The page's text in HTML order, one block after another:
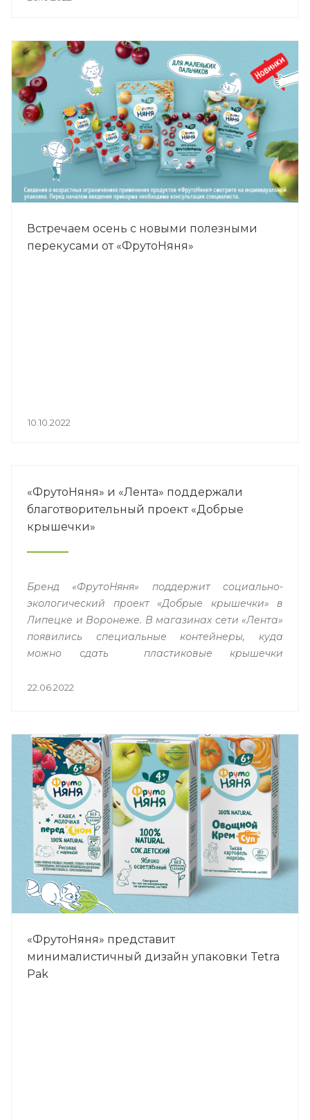
Встречаем осень с новыми полезными
перекусами от «ФрутоНяня»
10.10.2022
«ФрутоНяня» и «Лента» поддержали
благотворительный проект «Добрые
крышечки»
Бренд «ФрутоНяня» поддержит социально-
экологический проект «Добрые крышечки» в
Липецке и Воронеже. В магазинах сети «Лента»
появились специальные контейнеры, куда
можно сдать пластиковые крышечки
переработки является компания
22.06.2022
«ФрутоНяня» представит
минималистичный дизайн упаковки Tetra
Pak